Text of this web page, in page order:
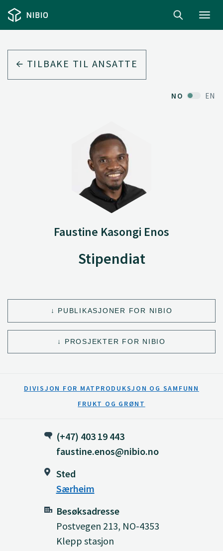
TILBAKE TIL ANSATTE
NO EN
Faustine Kasongi Enos
Stipendiat
PUBLIKASJONER FOR NIBIO
PROSJEKTER FOR NIBIO
DIVISJON FOR MATPRODUKSJON OG SAMFUNN
FRUKT OG GRØNT
(+47) 403 19 443
faustine.enos@nibio.no
Sted
Særheim
Besøksadresse
Postvegen 213, NO-4353
Klepp stasjon